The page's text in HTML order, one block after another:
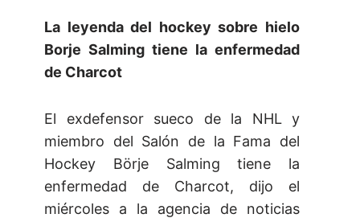
La leyenda del hockey sobre hielo
Borje Salming tiene la enfermedad
de Charcot
El exdefensor sueco de la NHL y
miembro del Salón de la Fama del
Hockey Börje Salming tiene la
enfermedad de Charcot, dijo el
miércoles a la agencia de noticias